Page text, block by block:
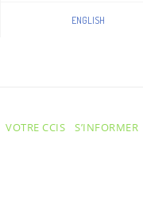
ENGLISH
VOTRE CCIS S’INFORMER